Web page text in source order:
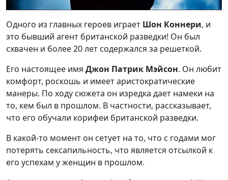
Одного из главных героев играет Шон Коннери, и
это бывший агент британской разведки! Он был
схвачен и более 20 лет содержался за решеткой.
Его настоящее имя Джон Патрик Мэйсон. Он любит
комфорт, роскошь и имеет аристократические
манеры. По ходу сюжета он изредка дает намеки на
то, кем был в прошлом. В частности, рассказывает,
что его обучали корифеи британской разведки.
В какой-то момент он сетует на то, что с годами мог
потерять сексапильность, что является отсылкой к
его успехам у женщин в прошлом.